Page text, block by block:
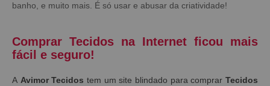
banho, e muito mais. É só usar e abusar da criatividade!
Comprar Tecidos na Internet ficou mais
fácil e seguro!
A Avimor Tecidos tem um site blindado para comprarTecidos